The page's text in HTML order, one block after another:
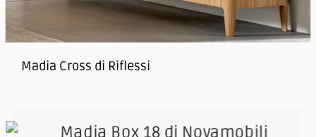
Madia Cross di Riflessi